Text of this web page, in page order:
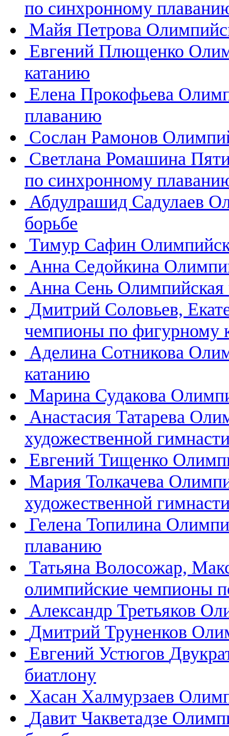
по синхронному
Майя Петрова
Евгений Плющенко
катанию
Елена Прокофьева
плаванию
Сослан Рамонов
Светлана Ромашина
по синхронному
Абдулрашид Садулаев
борьбе
Тимур Сафин
Анна Седойкина
Анна Сень Олимпийская
Дмитрий Соловьев,
чемпионы по фигурному
Аделина Сотникова
катанию
Марина Судакова
Анастасия Татарева
художественной
Евгений Тищенко
Мария Толкачева
художественной
Гелена Топилина
плаванию
Татьяна Волосожар,
олимпийские чемпионы
Александр Третьяков
Дмитрий Труненков
Евгений Устюгов
биатлону
Хасан Халмурзаев
Давит Чакветадзе